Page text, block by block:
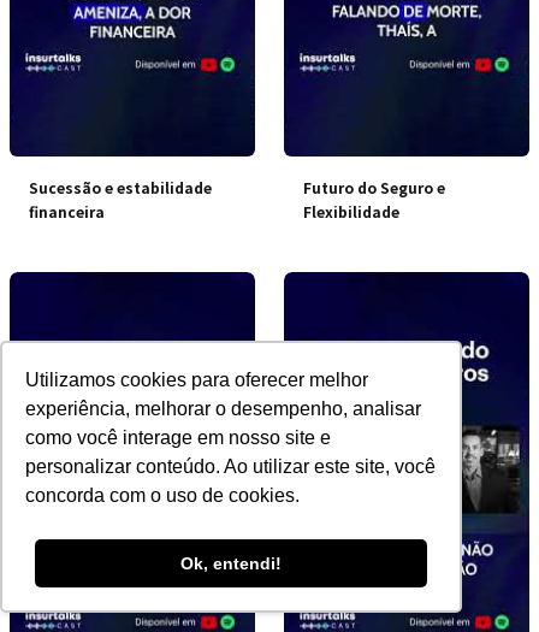
Utilizamos cookies para oferecer melhor
experiência, melhorar o desempenho, analisar
como você interage em nosso site e
personalizar conteúdo. Ao utilizar este site, você
concorda com o uso de cookies.
Ok, entendi!
Sucessão e estabilidade
financeira
Futuro do Seguro e
Flexibilidade